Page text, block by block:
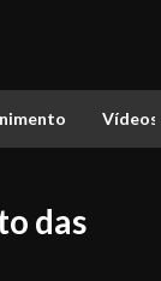
Vídeos
das